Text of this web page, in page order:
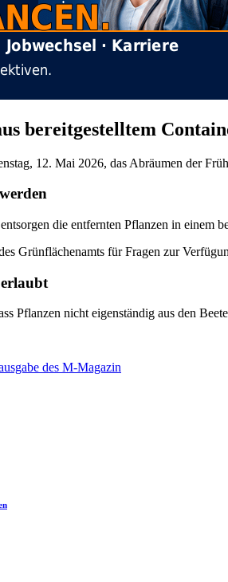
bereitgestelltem
12. Mai 2026, das Abräumen der
die entfernten Pflanzen in einem
Grünflächenamts für Fragen zur
Pflanzen nicht eigenständig aus den